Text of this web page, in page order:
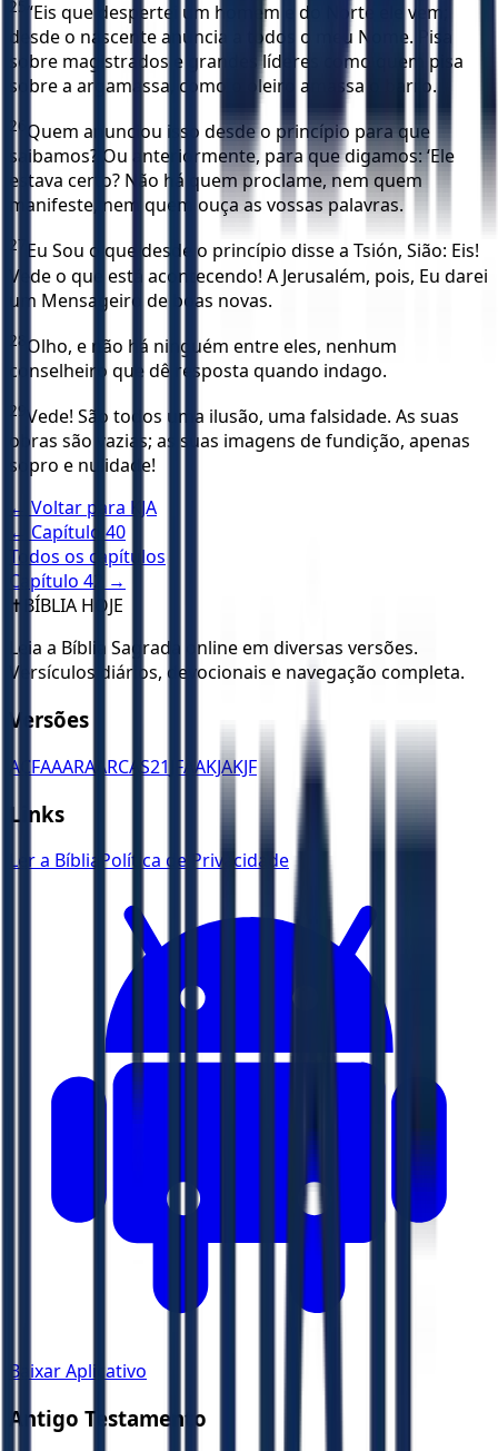
25 “Eis que despertei um homem e do Norte ele vem;
desde o nascente anuncia a todos o meu Nome. Pisa
sobre magistrados e grandes líderes como quem pisa
sobre a argamassa, como o oleiro amassa o barro.
26 Quem anunciou isso desde o princípio para que
saibamos? Ou anteriormente, para que digamos: ‘Ele
estava certo? Não há quem proclame, nem quem
manifeste, nem quem ouça as vossas palavras.
27 Eu Sou o que desde o princípio disse a Tsión, Sião: Eis!
Vede o que está acontecendo! A Jerusalém, pois, Eu darei
um Mensageiro de boas novas.
28 Olho, e não há ninguém entre eles, nenhum
conselheiro que dê resposta quando indago.
29 Vede! São todos uma ilusão, uma falsidade. As suas
obras são vazias; as suas imagens de fundição, apenas
sopro e nulidade!
← Voltar para KJA
← Capítulo 40
Todos os capítulos
Capítulo 42
→
✝️ BÍBLIA HOJE
Leia a Bíblia Sagrada online em diversas versões.
Versículos diários, devocionais e navegação completa.
Versões
ACFAAARA ARCAS21 JFAAKJAKJF
Links
Ler a Bíblia Política de Privacidade
Baixar Aplicativo
Antigo Testamento